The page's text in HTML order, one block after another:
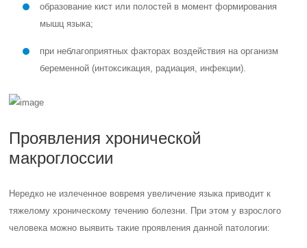
образование кист или полостей в момент формирования
мышц языка;
при неблагоприятных факторах воздействия на организм
беременной (интоксикация, радиация, инфекции).
Проявления хронической
макроглоссии
Нередко не излеченное вовремя увеличение языка приводит к
тяжелому хроническому течению болезни. При этом у взрослого
человека можно выявить такие проявления данной патологии: